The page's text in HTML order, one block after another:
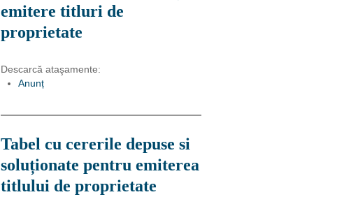
emitere titluri de
proprietate
Descarcă ataşamente:
Anunț
Tabel cu cererile depuse si
soluționate pentru emiterea
titlului de proprietate